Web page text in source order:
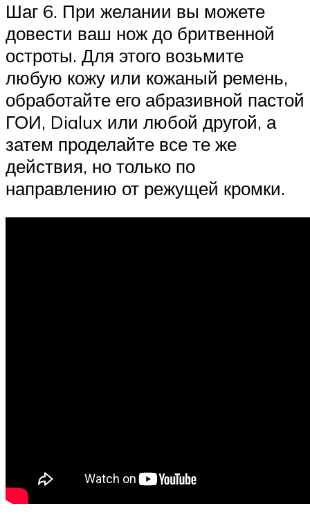
Шаг 6. При желании вы можете
довести ваш нож до бритвенной
остроты. Для этого возьмите
любую кожу или кожаный ремень,
обработайте его абразивной пастой
ГОИ, Dialux или любой другой, а
затем проделайте все те же
действия, но только по
направлению от режущей кромки.